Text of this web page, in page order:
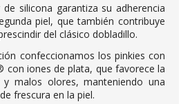
silicona garantiza su adherencia
piel, que también contribuye
del clásico dobladillo.
confeccionamos los pinkies con
con iones de plata, que favorece la
malos olores, manteniendo una
frescura en la piel.